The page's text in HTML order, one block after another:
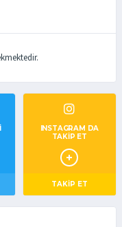
INSTAGRAM DA
TAKİP ET
TAKİP ET